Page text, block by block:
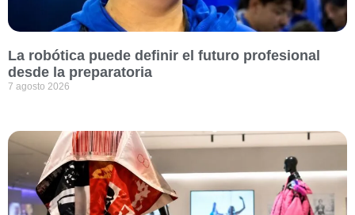
La robótica puede definir el futuro profesional
desde la preparatoria
7 agosto 2026